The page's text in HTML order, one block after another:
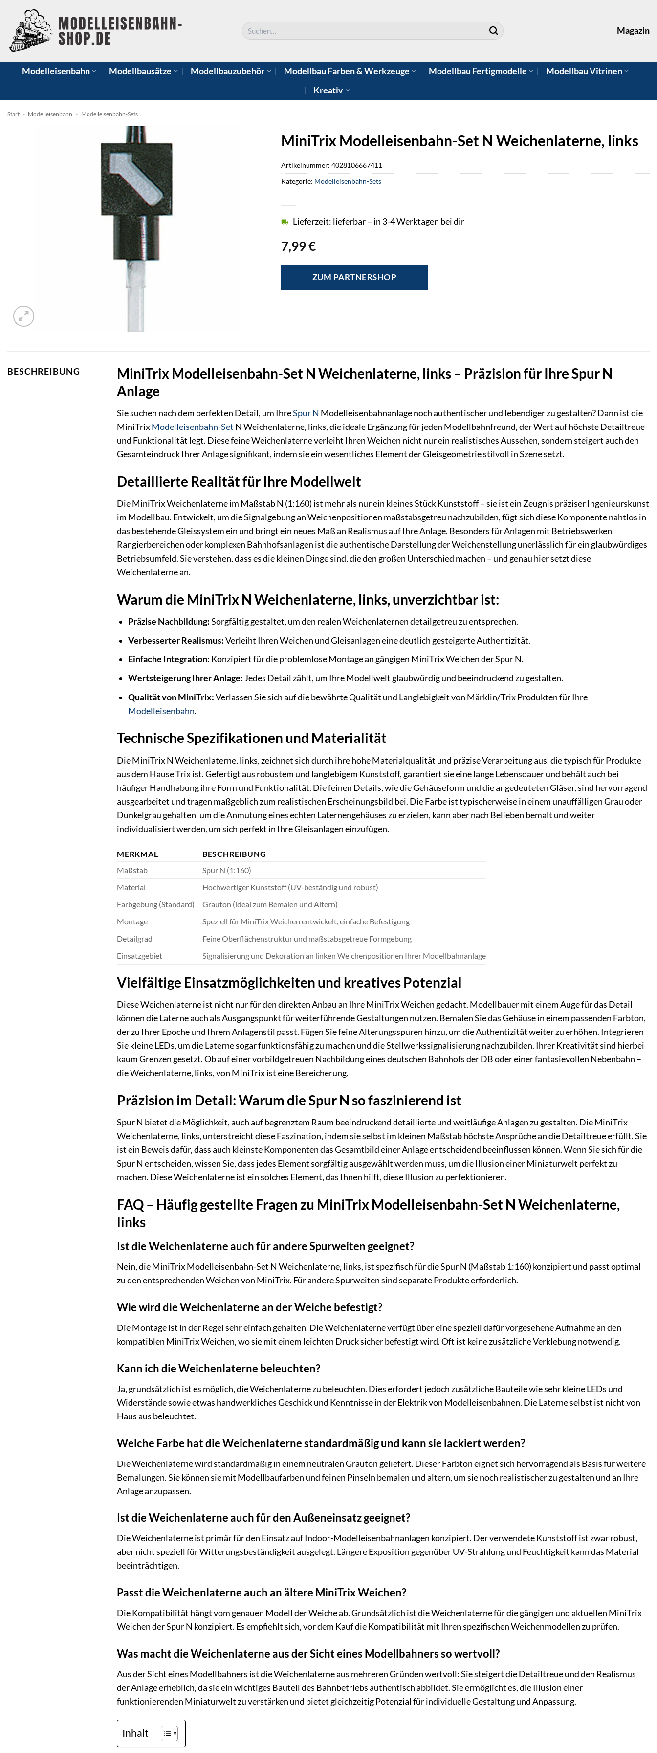
Inhalt
springen
Suchen
nach:
Magazin
Modelleisenbahn Modellbausätze Modellbauzubehör Modellbau Farben & Werkzeuge Modellbau Fertigmodelle
Modellbau Vitrinen
Kreativ
Start » Modelleisenbahn » Modelleisenbahn-Sets
MiniTrix Modelleisenbahn-Set N Weichenlaterne, links
7,99€
Lieferzeit: lieferbar – in 3-4 Werktagen bei dir
ZUM PARTNERSHOP
Artikelnummer: 4028106667411
Kategorie: Modelleisenbahn-Sets
BESCHREIBUNG
MiniTrix Modelleisenbahn-Set N Weichenlaterne, links – Präzision für Ihre Spur N
Anlage
Sie suchen nach dem perfekten Detail, um IhreSpur N Modelleisenbahnanlage noch authentischer und lebendiger zu gestalten? Dann ist die
MiniTrixModelleisenbahn-Set N Weichenlaterne, links, die ideale Ergänzung für jeden Modellbahnfreund, der Wert auf höchste Detailtreue
und Funktionalität legt. Diese feine Weichenlaterne verleiht Ihren Weichen nicht nur ein realistisches Aussehen, sondern steigert auch den
Gesamteindruck Ihrer Anlage signifikant, indem sie ein wesentliches Element der Gleisgeometrie stilvoll in Szene setzt.
Detaillierte Realität für Ihre Modellwelt
Die MiniTrix Weichenlaterne im Maßstab N (1:160) ist mehr als nur ein kleines Stück Kunststoff – sie ist ein Zeugnis präziser Ingenieurskunst
im Modellbau. Entwickelt, um die Signalgebung an Weichenpositionen maßstabsgetreu nachzubilden, fügt sich diese Komponente nahtlos in
das bestehende Gleissystem ein und bringt ein neues Maß an Realismus auf Ihre Anlage. Besonders für Anlagen mit Betriebswerken,
Rangierbereichen oder komplexen Bahnhofsanlagen ist die authentische Darstellung der Weichenstellung unerlässlich für ein glaubwürdiges
Betriebsumfeld. Sie verstehen, dass es die kleinen Dinge sind, die den großen Unterschied machen – und genau hier setzt diese
Weichenlaterne an.
Warum die MiniTrix N Weichenlaterne, links, unverzichtbar ist:
Präzise Nachbildung:Sorgfältig gestaltet, um den realen Weichenlaternen detailgetreu zu entsprechen.
Verbesserter Realismus:Verleiht Ihren Weichen und Gleisanlagen eine deutlich gesteigerte Authentizität.
Einfache Integration: Konzipiert für die problemlose Montage an gängigen MiniTrix Weichen der Spur N.
Wertsteigerung Ihrer Anlage: Jedes Detail zählt, um Ihre Modellwelt glaubwürdig und beeindruckend zu gestalten.
Qualität von MiniTrix:Verlassen Sie sich auf die bewährte Qualität und Langlebigkeit von Märklin/Trix Produkten für Ihre
Modelleisenbahn.
Technische Spezifikationen und Materialität
Die MiniTrix N Weichenlaterne, links, zeichnet sich durch ihre hohe Materialqualität und präzise Verarbeitung aus, die typisch für Produkte
aus dem Hause Trix ist. Gefertigt aus robustem und langlebigem Kunststoff, garantiert sie eine lange Lebensdauer und behält auch bei
häufiger Handhabung ihre Form und Funktionalität. Die feinen Details, wie die Gehäuseform und die angedeuteten Gläser, sind hervorragend
ausgearbeitet und tragen maßgeblich zum realistischen Erscheinungsbild bei. Die Farbe ist typischerweise in einem unauffälligen Grau oder
Dunkelgrau gehalten, um die Anmutung eines echten Laternengehäuses zu erzielen, kann aber nach Belieben bemalt und weiter
individualisiert werden, um sich perfekt in Ihre Gleisanlagen einzufügen.
MERKMAL
BESCHREIBUNG
Maßstab
Spur N (1:160)
Material
Hochwertiger Kunststoff (UV-beständig und robust)
Farbgebung (Standard)
Grauton (ideal zum Bemalen und Altern)
Montage
Speziell für MiniTrix Weichen entwickelt, einfache Befestigung
Detailgrad
Feine Oberflächenstruktur und maßstabsgetreue Formgebung
Einsatzgebiet
Signalisierung und Dekoration an linken Weichenpositionen Ihrer Modellbahnanlage
Vielfältige Einsatzmöglichkeiten und kreatives Potenzial
Diese Weichenlaterne ist nicht nur für den direkten Anbau an Ihre MiniTrix Weichen gedacht. Modellbauer mit einem Auge für das Detail
können die Laterne auch als Ausgangspunkt für weiterführende Gestaltungen nutzen. Bemalen Sie das Gehäuse in einem passenden Farbton,
der zu Ihrer Epoche und Ihrem Anlagenstil passt. Fügen Sie feine Alterungsspuren hinzu, um die Authentizität weiter zu erhöhen. Integrieren
Sie kleine LEDs, um die Laterne sogar funktionsfähig zu machen und die Stellwerkssignalisierung nachzubilden. Ihrer Kreativität sind hierbei
kaum Grenzen gesetzt. Ob auf einer vorbildgetreuen Nachbildung eines deutschen Bahnhofs der DB oder einer fantasievollen Nebenbahn –
die Weichenlaterne, links, von MiniTrix ist eine Bereicherung.
Präzision im Detail: Warum die Spur N so faszinierend ist
Spur N bietet die Möglichkeit, auch auf begrenztem Raum beeindruckend detaillierte und weitläufige Anlagen zu gestalten. Die MiniTrix
Weichenlaterne, links, unterstreicht diese Faszination, indem sie selbst im kleinen Maßstab höchste Ansprüche an die Detailtreue erfüllt. Sie
ist ein Beweis dafür, dass auch kleinste Komponenten das Gesamtbild einer Anlage entscheidend beeinflussen können. Wenn Sie sich für die
Spur N entscheiden, wissen Sie, dass jedes Element sorgfältig ausgewählt werden muss, um die Illusion einer Miniaturwelt perfekt zu
machen. Diese Weichenlaterne ist ein solches Element, das Ihnen hilft, diese Illusion zu perfektionieren.
FAQ – Häufig gestellte Fragen zu MiniTrix Modelleisenbahn-Set N Weichenlaterne,
links
Ist die Weichenlaterne auch für andere Spurweiten geeignet?
Nein, die MiniTrix Modelleisenbahn-Set N Weichenlaterne, links, ist spezifisch für die Spur N (Maßstab 1:160) konzipiert und passt optimal
zu den entsprechenden Weichen von MiniTrix. Für andere Spurweiten sind separate Produkte erforderlich.
Wie wird die Weichenlaterne an der Weiche befestigt?
Die Montage ist in der Regel sehr einfach gehalten. Die Weichenlaterne verfügt über eine speziell dafür vorgesehene Aufnahme an den
kompatiblen MiniTrix Weichen, wo sie mit einem leichten Druck sicher befestigt wird. Oft ist keine zusätzliche Verklebung notwendig.
Kann ich die Weichenlaterne beleuchten?
Ja, grundsätzlich ist es möglich, die Weichenlaterne zu beleuchten. Dies erfordert jedoch zusätzliche Bauteile wie sehr kleine LEDs und
Widerstände sowie etwas handwerkliches Geschick und Kenntnisse in der Elektrik von Modelleisenbahnen. Die Laterne selbst ist nicht von
Haus aus beleuchtet.
Welche Farbe hat die Weichenlaterne standardmäßig und kann sie lackiert werden?
Die Weichenlaterne wird standardmäßig in einem neutralen Grauton geliefert. Dieser Farbton eignet sich hervorragend als Basis für weitere
Bemalungen. Sie können sie mit Modellbaufarben und feinen Pinseln bemalen und altern, um sie noch realistischer zu gestalten und an Ihre
Anlage anzupassen.
Ist die Weichenlaterne auch für den Außeneinsatz geeignet?
Die Weichenlaterne ist primär für den Einsatz auf Indoor-Modelleisenbahnanlagen konzipiert. Der verwendete Kunststoff ist zwar robust,
aber nicht speziell für Witterungsbeständigkeit ausgelegt. Längere Exposition gegenüber UV-Strahlung und Feuchtigkeit kann das Material
beeinträchtigen.
Passt die Weichenlaterne auch an ältere MiniTrix Weichen?
Die Kompatibilität hängt vom genauen Modell der Weiche ab. Grundsätzlich ist die Weichenlaterne für die gängigen und aktuellen MiniTrix
Weichen der Spur N konzipiert. Es empfiehlt sich, vor dem Kauf die Kompatibilität mit Ihren spezifischen Weichenmodellen zu prüfen.
Was macht die Weichenlaterne aus der Sicht eines Modellbahners so wertvoll?
Aus der Sicht eines Modellbahners ist die Weichenlaterne aus mehreren Gründen wertvoll: Sie steigert die Detailtreue und den Realismus
der Anlage erheblich, da sie ein wichtiges Bauteil des Bahnbetriebs authentisch abbildet. Sie ermöglicht es, die Illusion einer
funktionierenden Miniaturwelt zu verstärken und bietet gleichzeitig Potenzial für individuelle Gestaltung und Anpassung.
Inhalt